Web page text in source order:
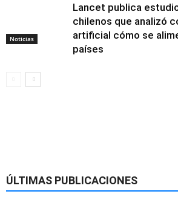
Noticias
Lancet publica
chilenos que analizó
artificial cómo se
países
ÚLTIMAS PUBLICACIONES